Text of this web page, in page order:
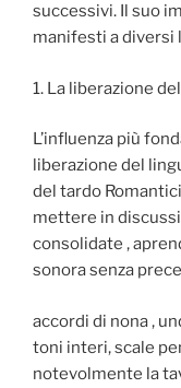
successivi. Il suo
manifesti a diversi
1. La liberazione
L’influenza più
liberazione del
del tardo
mettere in
consolidate ,
sonora senza
accordi di nona ,
toni interi, scale
notevolmente la